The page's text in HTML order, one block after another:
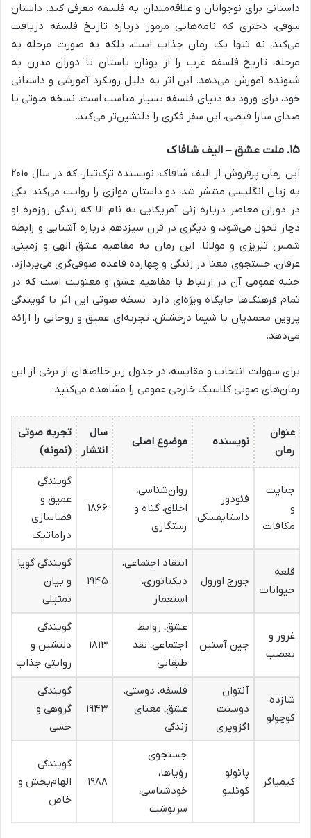
داستانی برای نوجوانان و علاقه‌مندان به فلسفه معرفی کند. داستان
سوفی، دختری که نامه‌هایی مرموز درباره تاریخ فلسفه دریافت
می‌کند، نه تنها یک رمان جذاب است، بلکه به صورت مرحله به
مرحله، تاریخ فلسفه غرب را از یونان باستان تا دوران مدرن به
شنونده آموزش می‌دهد. این اثر به دلیل رویکرد آموزشی و داستانی
خود، برای ورود به دنیای فلسفه بسیار مناسب است. نسخه صوتی با
صدای سارا فیضی، این سفر فکری را دلنشین‌تر می‌کند.
۱۵. ملت عشق – الیف شافاک
این رمان پرفروش از الیف شافاک، نویسنده ترک‌تبار، که در سال ۲۰۱۰
به زبان انگلیسی منتشر شد، دو داستان موازی را روایت می‌کند: یکی
در دوران معاصر درباره زنی آمریکایی به نام الا که زندگی روزمره او
دچار تحول می‌شود، و دیگری در قرن سیزدهم درباره آشنایی و رابطه
شمس تبریزی و مولانا. این رمان به مفاهیم عشق الهی و زمینی،
عرفان، جستجوی معنا در زندگی و چهارده قاعده صوفی‌گری می‌پردازد.
جنبه عمومی آن در ارتباط با مفاهیم عشق و معنویت است که در
تمام فرهنگ‌ها جایگاه ویژه‌ای دارد. نسخه صوتی این اثر با گویندگی
پروین محمدیان یا شیما درخشش، تجربه‌ای عمیق و روحانی را ارائه
می‌دهد.
برای سهولت انتخاب و مقایسه، در جدول زیر خلاصه‌ای از برخی از این
رمان‌های صوتی کلاسیک خارجی عمومی را مشاهده می‌کنید:
عنوان
رمان
نویسنده موضوع اصلی
سال
انتشار
تجربه صوتی
(نمونه)
جنایت
و
مکافات
فئودور
داستایفسکی
روان‌شناسی،
اخلاق، گناه و
رستگاری
۱۸۶۶
گویندگی
عمیق و
فضاسازی
دراماتیک
قلعه
حیوانات
جورج اورول
انتقاد اجتماعی،
دیکتاتوری،
استعمار
۱۹۴۵
گویندگی گویا
و بیان
تمثیلی
غرور و
تعصب
جین آستین
عشق، روابط
اجتماعی، نقد
طبقاتی
۱۸۱۳
گویندگی
دلنشین و
روایتی جذاب
شازده
کوچولو
آنتوان
دوسنت
اگزوپری
فلسفه، دوستی،
عشق، معنای
زندگی
۱۹۴۳
گویندگی
گروهی و
حسی
کیمیاگر
پائولو
کوئلیو
جستجوی
رؤیاها،
خودشناسی،
سرنوشت
۱۹۸۸
گویندگی
الهام‌بخش و
خاص